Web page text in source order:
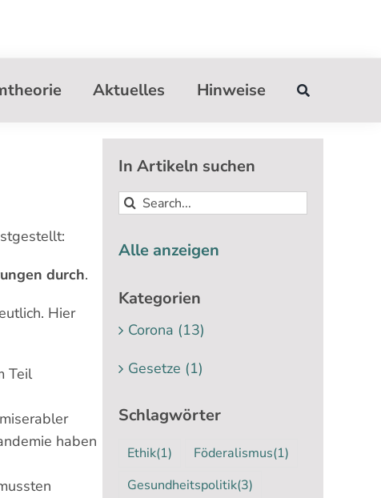
Aktuelles Hinweise
durch.
Hier
Teil
haben
In Artikeln suchen
Suche
Alle anzeigen
Kategorien
Corona (13)
Gesetze (1)
Schlagwörter
Ethik(1) Föderalismus(1)
Gesundheitspolitik(3)